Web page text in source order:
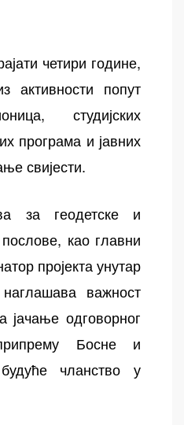
четири године,
активности попут
студијских
програма и јавних
свијести.
за геодетске и
као главни
пројекта унутар
важност
јачање одговорног
Босне и
чланство у